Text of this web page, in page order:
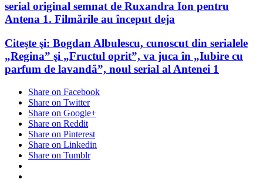
serial original semnat de Ruxandra Ion pentru
Antena 1. Filmările au început deja
Citeşte şi: Bogdan Albulescu, cunoscut din serialele
„Regina” şi „Fructul oprit”, va juca în „Iubire cu
parfum de lavandă”, noul serial al Antenei 1
Share on Facebook
Share on Twitter
Share on Google+
Share on Reddit
Share on Pinterest
Share on Linkedin
Share on Tumblr